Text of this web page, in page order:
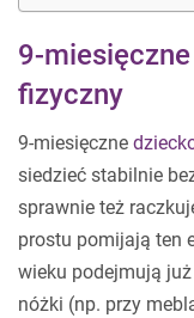
9-
fizyczny
9-miesięczne
siedzieć stabilnie
sprawnie też
prostu pomijają ten
wieku podejmują
nóżki (np. przy